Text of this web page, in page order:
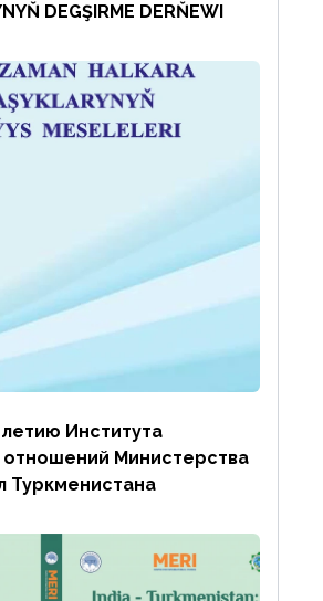
DEGŞIRME DERŇEWI
Института
Министерства
Туркменистана